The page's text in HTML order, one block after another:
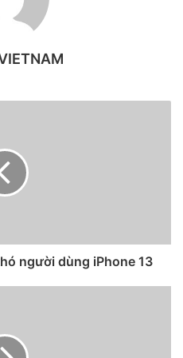
tương tự đối với iPhone 13.
kể từ khi ban hành. Sáu
người dùng iPhone 13